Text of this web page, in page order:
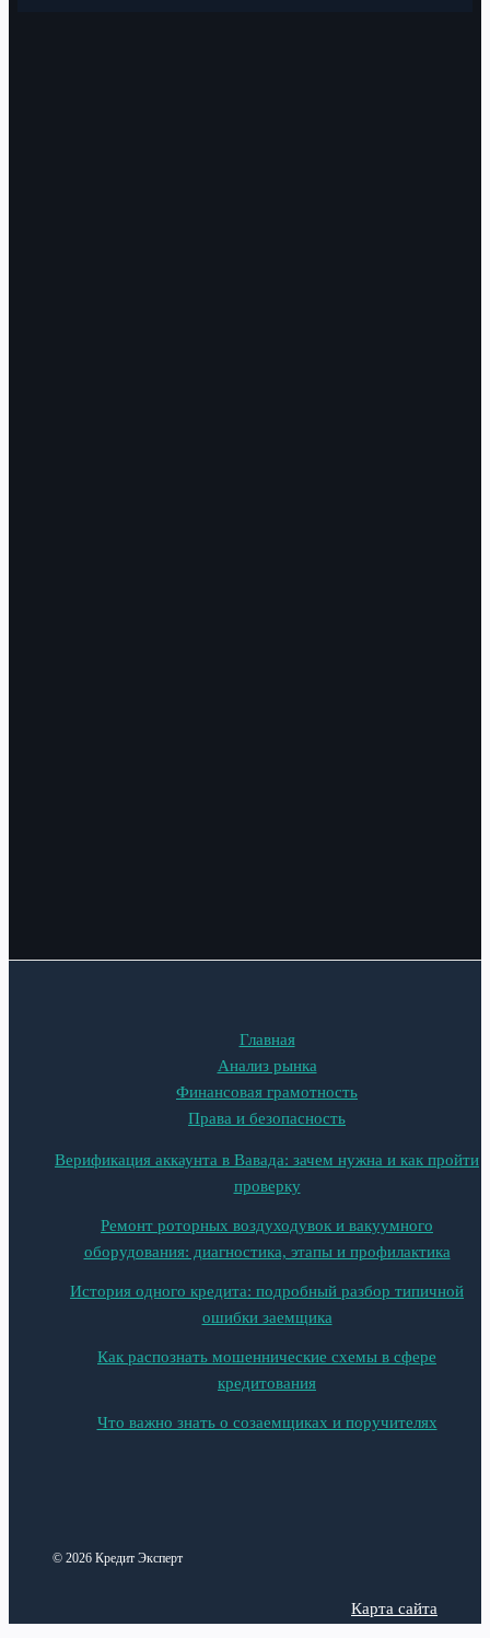
Главная
Анализ рынка
Финансовая грамотность
Права и безопасность
Верификация аккаунта в Вавада: зачем нужна и как пройти
проверку
Ремонт роторных воздуходувок и вакуумного
оборудования: диагностика, этапы и профилактика
История одного кредита: подробный разбор типичной
ошибки заемщика
Как распознать мошеннические схемы в сфере
кредитования
Что важно знать о созаемщиках и поручителях
© 2026 Кредит Эксперт
Карта сайта